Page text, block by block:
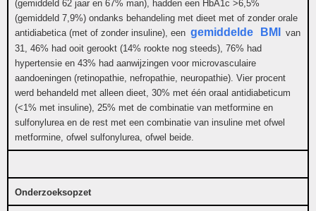
(gemiddeld 62 jaar en 67% man), hadden een HbA1c >6,5%
(gemiddeld 7,9%) ondanks behandeling met dieet met of zonder orale
antidiabetica (met of zonder insuline), een gemiddelde BMI
van
31, 46% had ooit gerookt (14% rookte nog steeds), 76% had
hypertensie en 43% had aanwijzingen voor microvasculaire
aandoeningen (retinopathie, nefropathie, neuropathie). Vier procent
werd behandeld met alleen dieet, 30% met één oraal antidiabeticum
(<1% met insuline), 25% met de combinatie van metformine en
sulfonylurea en de rest met een combinatie van insuline met ofwel
metformine, ofwel sulfonylurea, ofwel beide.
Onderzoeksopzet